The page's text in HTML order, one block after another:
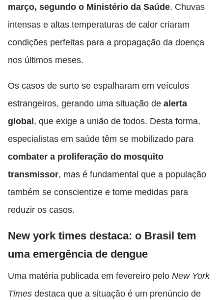
março, segundo o Ministério da Saúde. Chuvas
intensas e altas temperaturas de calor criaram
condições perfeitas para a propagação da doença
nos últimos meses.
Os casos de surto se espalharam em veículos
estrangeiros, gerando uma situação de alerta
global , que exige a união de todos. Desta forma,
especialistas em saúde têm se mobilizado para
combater a proliferação do mosquito
transmissor, mas é fundamental que a população
também se conscientize e tome medidas para
reduzir os casos.
New york times destaca: o Brasil tem
uma emergência de dengue
Uma matéria publicada em fevereiro pelo New York
Times destaca que a situação é um prenúncio de